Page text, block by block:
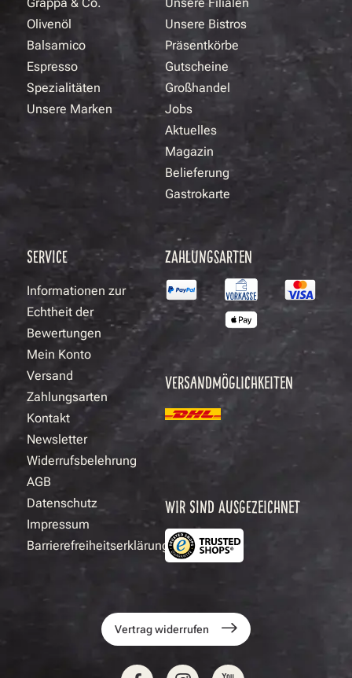
Olivenöl
Balsamico
Espresso
Spezialitäten
Unsere Marken
Unsere Bistros
Präsentkörbe
Gutscheine
Großhandel
Jobs
Aktuelles
Magazin
Belieferung
Gastrokarte
SERVICE
Informationen zur
Echtheit der
Bewertungen
Mein Konto
Versand
Zahlungsarten
Kontakt
Newsletter
Widerrufsbelehrung
AGB
Datenschutz
Impressum
Barrierefreiheitserklärung
ZAHLUNGSARTEN
VERSANDMÖGLICHKEITEN
WIR SIND AUSGEZEICHNET
Vertrag widerrufen